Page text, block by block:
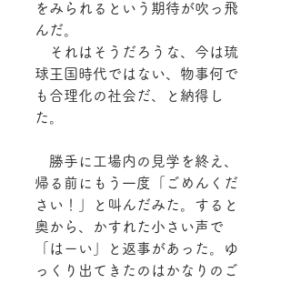
をみられるという期待が吹っ飛
んだ。
それはそうだろうな、今は琉
球王国時代ではない、物事何で
も合理化の社会だ、と納得し
た。
勝手に工場内の見学を終え、
帰る前にもう一度「ごめんくだ
さい！」と叫んだみた。すると
奥から、かすれた小さい声で
「はーい」と返事があった。ゆ
っくり出てきたのはかなりのご